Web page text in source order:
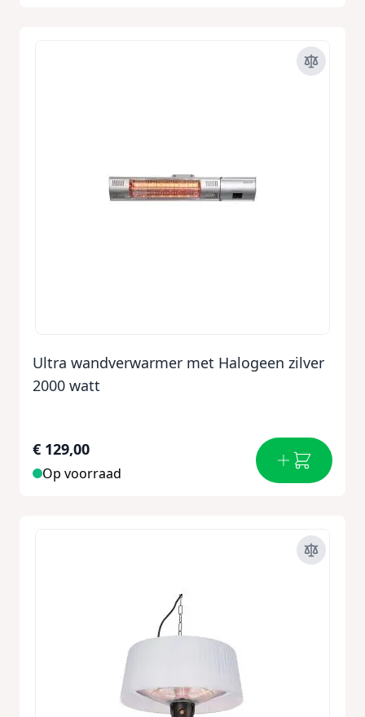
Ultra wandverwarmer met Halogeen zilver
2000 watt
€ 129,00
Op voorraad